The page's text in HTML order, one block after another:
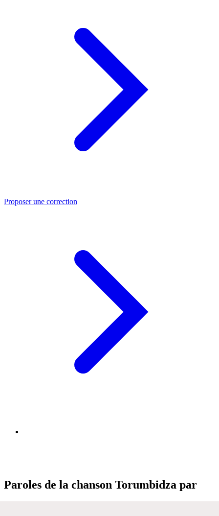
Proposer une correction
Paroles de la chanson Torumbidza par